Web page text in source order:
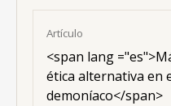
Artículo
<span lang
ética alternativa en
demoníaco</span>